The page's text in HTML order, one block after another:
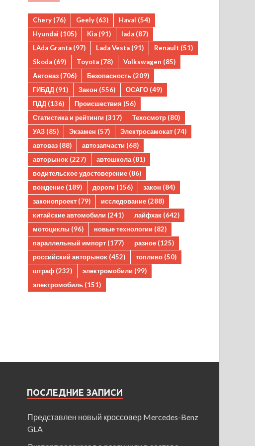
Chery (76) Geely (63) Haval (54)
Hyundai (105) Kia (91) lada (87)
LAda Granta (97) Lada Vesta (91) Renault (51)
Skoda (69) Toyota (78) Volkswagen (85)
Автоваз (706) Безопасность (209)
ГИБДД (91) Закон (556) ОСАГО (49)
ПДД (136) Происшествия (56)
Статистика и рейтинги (317) Техосмотр (80)
УАЗ (85) Экзамен (57) Электросамокат (74)
автоваз (88) автозапчасти (68)
авторынок (227) автошкола (81)
водительское удостоверение (86)
вождение (189) дороги (156) закон (84)
законопроект (79) исследование (288)
китайские автомобили (241) лайфхак (642)
мотоциклы (96) новые технологии (82)
параллельный импорт (177) разное (125)
российский авторынок (452) топливо (50)
штраф (232) электромобили (99)
электромобиль (151)
ПОСЛЕДНИЕ ЗАПИСИ
Представлен новый кроссовер Mercedes-Benz
GLA